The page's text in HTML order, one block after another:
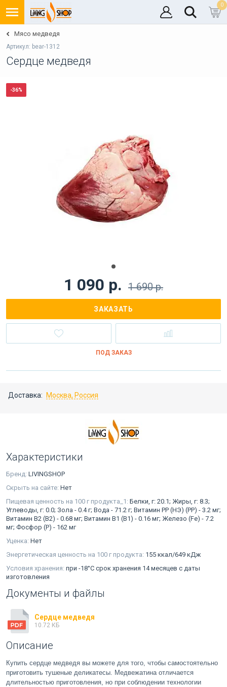
0
Мясо медведя
Артикул: bear-1312
Сердце медведя
-36%
1 090 р. 1 690 р.
ЗАКАЗАТЬ
ПОД ЗАКАЗ
Доставка: Москва, Россия
Характеристики
Бренд: LIVINGSHOP
Скрыть на сайте: Нет
Пищевая ценность на 100 г продукта_1: Белки, г: 20.1; Жиры, г: 8.3;
Углеводы, г: 0.0; Зола - 0.4 г; Вода - 71.2 г; Витамин PP (НЭ) (PP) - 3.2 мг;
Витамин В2 (В2) - 0.68 мг; Витамин В1 (В1) - 0.16 мг; Железо (Fe) - 7.2
мг; Фосфор (P) - 162 мг
Уценка: Нет
Энергетическая ценность на 100 г продукта: 155 ккал/649 кДж
Условия хранения: при -18°С срок хранения 14 месяцев с даты
изготовления
Документы и файлы
Сердце медведя
10.72 КБ
Описание
Купить сердце медведя вы можете для того, чтобы самостоятельно
приготовить тушеные деликатесы. Медвежатина отличается
длительностью приготовления, но при соблюдении технологии